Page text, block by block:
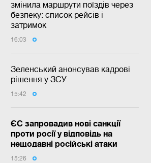
змінила маршрути поїздів через
безпеку: список рейсів і
затримок
16:03
Зеленський анонсував кадрові
рішення у ЗСУ
15:42
ЄС запровадив нові санкції
проти росії у відповідь на
нещодавні російські атаки
15:26